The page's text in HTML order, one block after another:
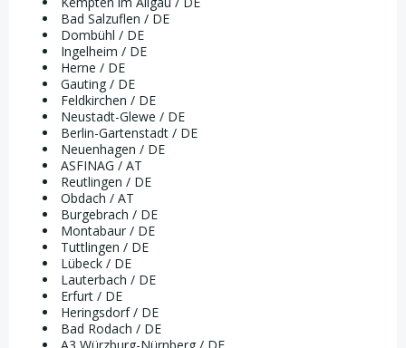
Bad Salzuflen / DE
Dombühl / DE
Ingelheim / DE
Herne / DE
Gauting / DE
Feldkirchen / DE
Neustadt-Glewe / DE
Berlin-Gartenstadt / DE
Neuenhagen / DE
ASFINAG / AT
Reutlingen / DE
Obdach / AT
Burgebrach / DE
Montabaur / DE
Tuttlingen / DE
Lübeck / DE
Lauterbach / DE
Erfurt / DE
Heringsdorf / DE
Bad Rodach / DE